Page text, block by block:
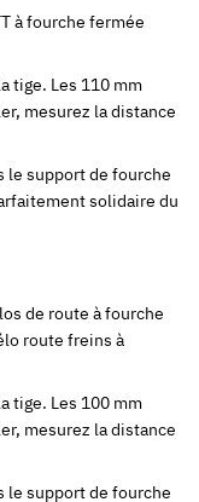
à fourche fermée
tige. Les 110 mm
mesurez la distance
le support de fourche
solidaire du
de route à fourche
route freins à
tige. Les 100 mm
mesurez la distance
le support de fourche